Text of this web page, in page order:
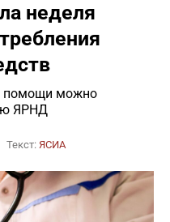
неделя
помощи можно
ЯРНД
Текст: ЯСИА